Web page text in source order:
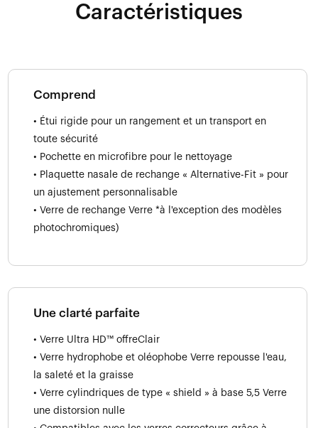
Caractéristiques
Comprend
• Étui rigide pour un rangement et un transport en
toute sécurité
• Pochette en microfibre pour le nettoyage
• Plaquette nasale de rechange « Alternative-Fit » pour
un ajustement personnalisable
• Verre de rechange Verre *à l'exception des modèles
photochromiques)
Une clarté parfaite
• Verre Ultra HD™ offreClair
• Verre hydrophobe et oléophobe Verre repousse l'eau,
la saleté et la graisse
• Verre cylindriques de type « shield » à base 5,5 Verre
une distorsion nulle